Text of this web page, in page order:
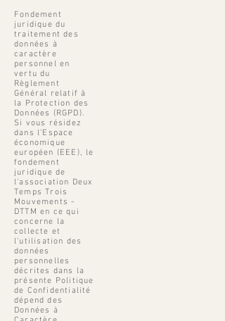
Fondement
juridique du
traitement des
données à
caractère
personnel en
vertu du
Règlement
Général relatif à
la Protection des
Données (RGPD).
Si vous résidez
dans l’Espace
économique
européen (EEE), le
fondement
juridique de
l’association Deux
Temps Trois
Mouvements -
DTTM en ce qui
concerne la
collecte et
l’utilisation des
données
personnelles
décrites dans la
présente Politique
de Confidentialité
dépend des
Données à